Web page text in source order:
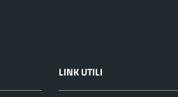
LINK UTILI